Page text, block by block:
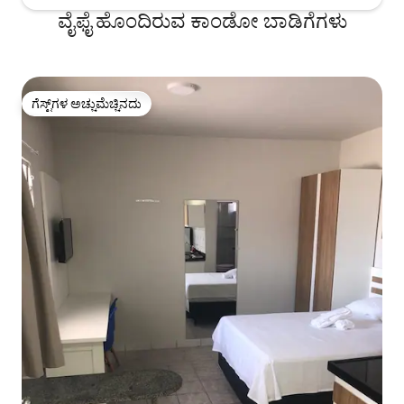
ವೈಫೈ ಹೊಂದಿರುವ ಕಾಂಡೋ ಬಾಡಿಗೆಗಳು
ಗೆಸ್ಟ್‌ಗಳ ಅಚ್ಚುಮೆಚ್ಚಿನದು
ಗೆಸ್ಟ್‌ಗಳ ಅಚ್ಚುಮೆಚ್ಚಿನದು